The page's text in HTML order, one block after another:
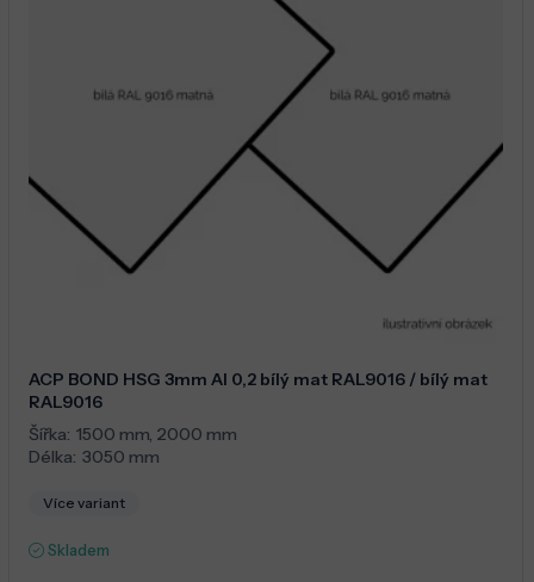
ACP BOND HSG 3mm Al 0,2 bílý mat RAL9016 / bílý mat
RAL9016
Šířka: 1500 mm, 2000 mm
Délka: 3050 mm
Více variant
Skladem